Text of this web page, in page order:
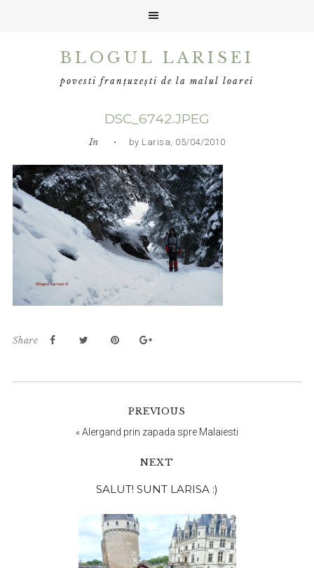
BLOGUL LARISEI
povesti franțuzești de la malul loarei
DSC_6742.JPEG
In • by Larisa, 05/04/2010
Share
PREVIOUS
«Alergand prin zapada spre Malaiesti
NEXT
principală
SALUT! SUNT LARISA :)